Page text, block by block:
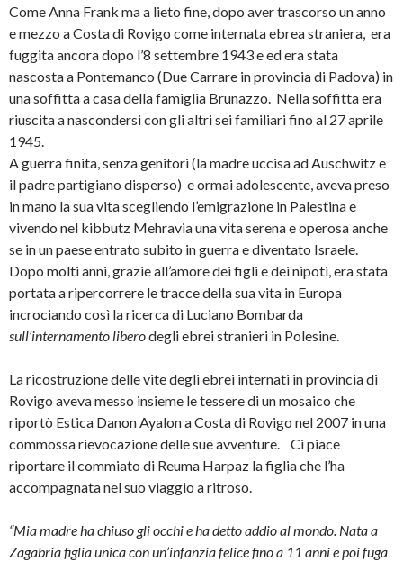
Come Anna Frank ma a lieto fine, dopo aver trascorso un anno
e mezzo a Costa di Rovigo come internata ebrea straniera, era
fuggita ancora dopo l’8 settembre 1943 e ed era stata
nascosta a Pontemanco (Due Carrare in provincia di Padova) in
una soffitta a casa della famiglia Brunazzo. Nella soffitta era
riuscita a nascondersi con gli altri sei familiari fino al 27 aprile
1945.
A guerra finita, senza genitori (la madre uccisa ad Auschwitz e
il padre partigiano disperso) e ormai adolescente, aveva preso
in mano la sua vita scegliendo l’emigrazione in Palestina e
vivendo nel kibbutz Mehravia una vita serena e operosa anche
se in un paese entrato subito in guerra e diventato Israele.
Dopo molti anni, grazie all’amore dei figli e dei nipoti, era stata
portata a ripercorrere le tracce della sua vita in Europa
incrociando così la ricerca di Luciano Bombarda
sull’internamento liberodegli ebrei stranieri in Polesine.
La ricostruzione delle vite degli ebrei internati in provincia di
Rovigo aveva messo insieme le tessere di un mosaico che
riportò Estica Danon Ayalon a Costa di Rovigo nel 2007 in una
commossa rievocazione delle sue avventure. Ci piace
riportare il commiato di Reuma Harpaz la figlia che l’ha
accompagnata nel suo viaggio a ritroso.
“Mia madre ha chiuso gli occhi e ha detto addio al mondo. Nata a
Zagabria figlia unica con un’infanzia felice fino a 11 anni e poi fuga